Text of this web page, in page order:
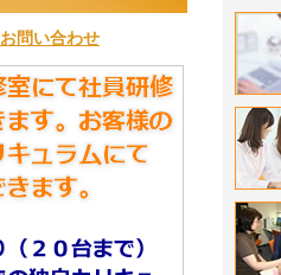
お問い合わせ